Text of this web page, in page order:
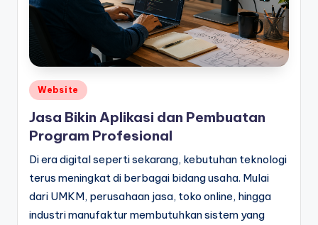
Posted
in
Website
Jasa Bikin Aplikasi dan Pembuatan
Program Profesional
Di era digital seperti sekarang, kebutuhan teknologi
terus meningkat di berbagai bidang usaha. Mulai
dari UMKM, perusahaan jasa, toko online, hingga
industri manufaktur membutuhkan sistem yang